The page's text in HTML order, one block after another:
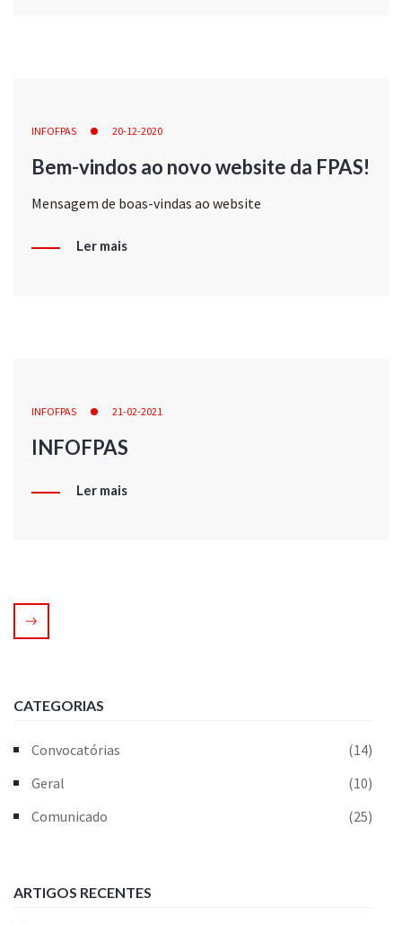
INFOFPAS 20-12-2020
Bem-vindos ao novo website da FPAS!
Mensagem de boas-vindas ao website
Ler mais
INFOFPAS 21-02-2021
INFOFPAS
Ler mais
CATEGORIAS
Convocatórias
(14)
Geral
(10)
Comunicado
(25)
ARTIGOS RECENTES